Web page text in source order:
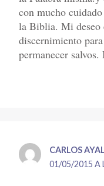
con mucho
la Biblia. Mi deseo
discernimiento
permanecer
CARLOS
01/05/2015 A